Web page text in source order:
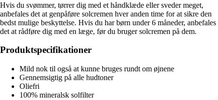
Hvis du svømmer, tørrer dig med et håndklæde eller sveder meget,
anbefales det at genpåføre solcremen hver anden time for at sikre den
bedst mulige beskyttelse. Hvis du har børn under 6 måneder, anbefales
det at rådføre dig med en læge, før du bruger solcremen på dem.
Produktspecifikationer
Mild nok til også at kunne bruges rundt om øjnene
Gennemsigtig på alle hudtoner
Oliefri
100% mineralsk solfilter